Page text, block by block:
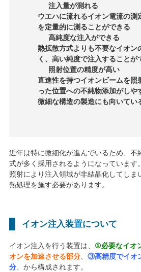
注入量が測れる
ウエハに流れるイオン電流の測
を定量的に測ることができる
高純度な注入ができる
熱拡散方式よりも不要なイオン
く、高い純度で注入することが
照射位置の精度が高い
直進性を持つイオンビームを照
った位置への不純物添加がしや
微細な構造の製造にも向いてい
近年は特に微細化が進んでいるため、不
式が多く採用されるようになっています
照射により注入領域が非結晶化してしま
熱処理を施す必要があります。
イオン注入装置について
イオン注入を行う装置は、 ①必要なイオ
オンを加速させる部分、 ③高精度でイオ
分、から構成されます。